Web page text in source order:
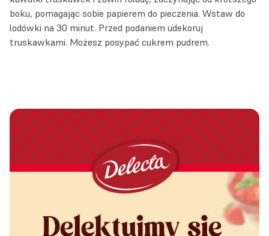
boku, pomagając sobie papierem do pieczenia. Wstaw do
lodówki na 30 minut. Przed podaniem udekoruj
truskawkami. Możesz posypać cukrem pudrem.